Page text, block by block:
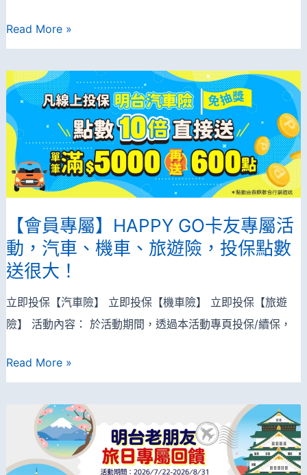
網
投
汽
機
車/
電
險，
送
APP
加
幣！
【中
華
電
信
員
工
眷
屬
定】
線
上
全
聯
抽
Read More »
【會員專屬】HAPPY GO卡友專屬活
動，汽車、機車、旅遊險，投保點數
送很大！
立即投保【汽車險】 立即投保【機車險】 立即投保【旅遊
險】 活動內容： 於活動期間，透過本活動專頁投保/續保，
【會
員
HAPPY
GO
Read More »